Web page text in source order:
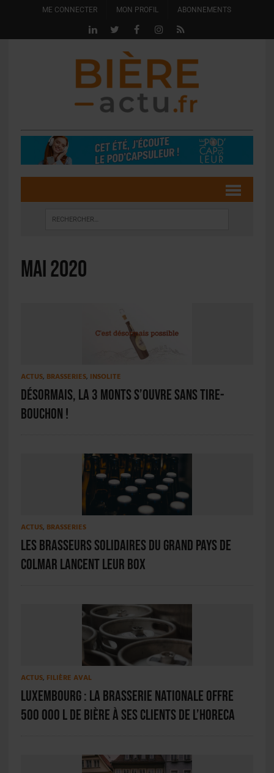
ME CONNECTER MON PROFIL ABONNEMENTS
mai 2020
ACTUS, BRASSERIES, INSOLITE
Désormais, la 3 Monts s’ouvre sans tire-
bouchon !
ACTUS, BRASSERIES
Les Brasseurs SOLIDAIRES du Grand Pays de
Colmar lancent leur Box
ACTUS, FILIÈRE AVAL
Luxembourg : La Brasserie Nationale offre
500 000 L de bière à ses clients de l’HORECA